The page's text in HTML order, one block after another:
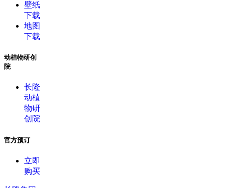
壁纸
下载
地图
下载
动植物研创
院
长隆
动植
物研
创院
官方预订
立即
购买